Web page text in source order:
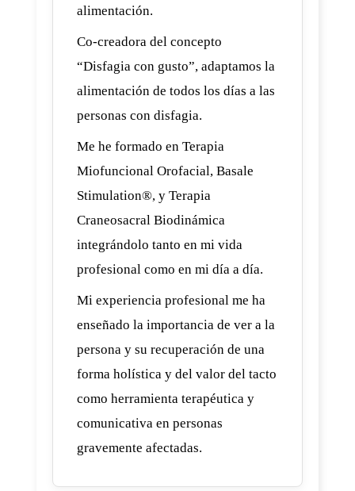
alimentación.
Co-creadora del concepto
“Disfagia con gusto”, adaptamos la
alimentación de todos los días a las
personas con disfagia.
Me he formado en Terapia
Miofuncional Orofacial, Basale
Stimulation®, y Terapia
Craneosacral Biodinámica
integrándolo tanto en mi vida
profesional como en mi día a día.
Mi experiencia profesional me ha
enseñado la importancia de ver a la
persona y su recuperación de una
forma holística y del valor del tacto
como herramienta terapéutica y
comunicativa en personas
gravemente afectadas.